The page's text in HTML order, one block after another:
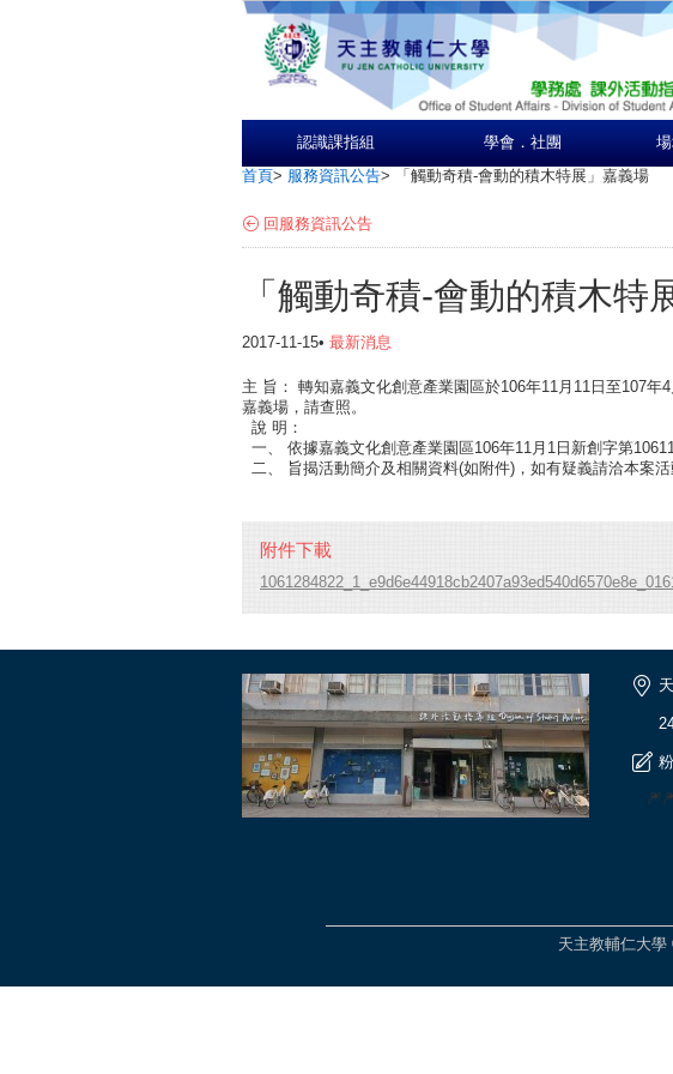
認識課指組 學會．社團
首頁> 服務資訊公告> 「觸動奇積-會動的積木特展」嘉義場
回服務資訊公告
「觸動奇積-會動的積木特
2017-11-15• 最新消息
主 旨： 轉知嘉義文化創意產業園區於106年11月11日至107年
嘉義場，請查照。
說 明：
一、 依據嘉義文化創意產業園區106年11月1日新創字第
二、 旨揭活動簡介及相關資料(如附件)，如有疑義請洽本案活
附件下載
天主教輔仁大